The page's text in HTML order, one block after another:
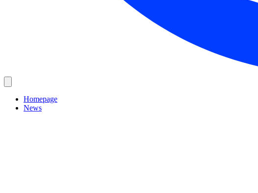
Homepage
News